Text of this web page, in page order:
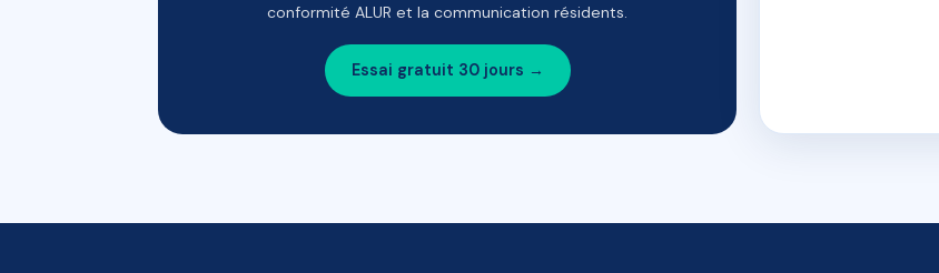
conformité ALUR et la communication résidents.
Essai gratuit 30 jours →